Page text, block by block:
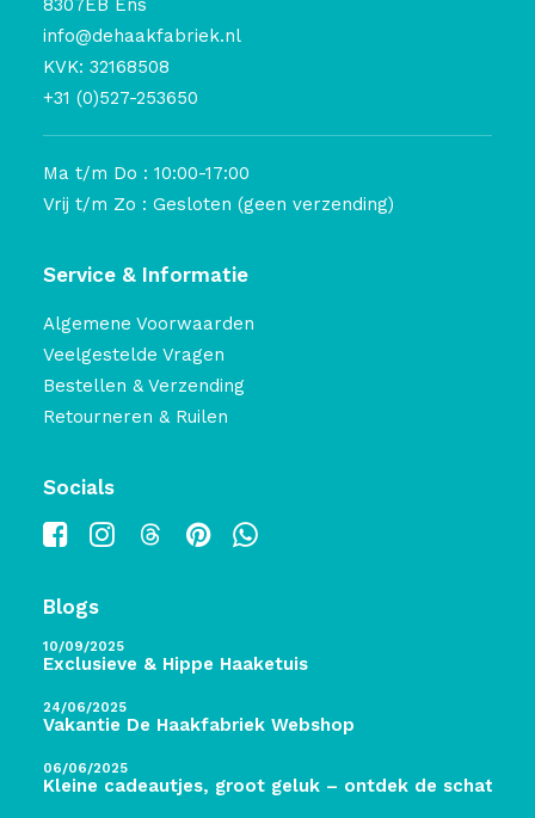
8307EB Ens
info@dehaakfabriek.nl
KVK: 32168508
+31 (0)527-253650
Ma t/m Do : 10:00-17:00
Vrij t/m Zo : Gesloten (geen verzending)
Service & Informatie
Algemene Voorwaarden
Veelgestelde Vragen
Bestellen & Verzending
Retourneren & Ruilen
Socials
Blogs
10/09/2025
Exclusieve & Hippe Haaketuis
24/06/2025
Vakantie De Haakfabriek Webshop
06/06/2025
Kleine cadeautjes, groot geluk – ontdek de schatten